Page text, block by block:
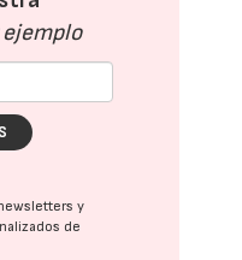
ejemplo
y
de